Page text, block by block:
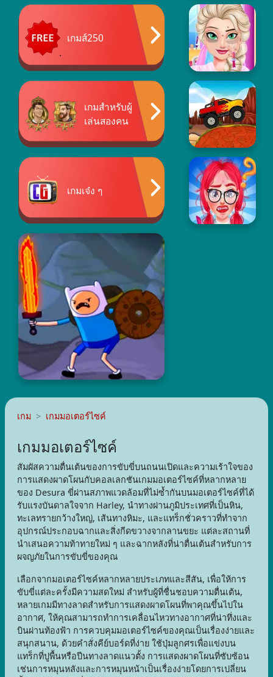
เกมส์250
เกมสำหรับผู้
เล่นสองคน
เกมเจ๋ง ๆ
เกม เกมมอเตอร์ไซค์
เกมมอเตอร์ไซค์
สัมผัสความตื่นเต้นของการขับขี่บนถนนเปิดและความเร้าใจของ
การแสดงผาดโผนกับคอลเลกชันเกมมอเตอร์ไซค์ที่หลากหลาย
ของ Desura ขี่ผ่านสภาพแวดล้อมที่ไม่ซ้ำกันบนมอเตอร์ไซค์ที่ได้
รับแรงบันดาลใจจาก Harley, นำทางผ่านภูมิประเทศที่เป็นหิน,
ทะเลทรายกว้างใหญ่, เส้นทางหิมะ, และแทร็กชั่วคราวที่ทำจาก
อุปกรณ์ประกอบฉากและสิ่งกีดขวางจากลานขยะ แต่ละสถานที่
นำเสนอความท้าทายใหม่ ๆ และฉากหลังที่น่าตื่นเต้นสำหรับการ
ผจญภัยในการขับขี่ของคุณ
เลือกจากมอเตอร์ไซค์หลากหลายประเภทและสีสัน, เพื่อให้การ
ขับขี่แต่ละครั้งมีความสดใหม่ สำหรับผู้ที่ชื่นชอบความตื่นเต้น,
หลายเกมมีทางลาดสำหรับการแสดงผาดโผนที่พาคุณขึ้นไปใน
อากาศ, ให้คุณสามารถทำการเคลื่อนไหวทางอากาศที่น่าทึ่งและ
บินผ่านท้องฟ้า การควบคุมมอเตอร์ไซค์ของคุณเป็นเรื่องง่ายและ
สนุกสนาน, ด้วยคำสั่งคีย์บอร์ดที่ง่าย ใช้ปุ่มลูกศรเพื่อแข่งบน
แทร็กที่ปูพื้นหรือปีนทางลาดแนวตั้ง การแสดงผาดโผนที่ซับซ้อน
เช่นการหมุนหลังและการหมุนหน้าเป็นเรื่องง่ายโดยการเปลี่ยน